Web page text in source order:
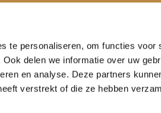
te personaliseren, om functies voor
delen we informatie over uw
en analyse. Deze partners
verstrekt of die ze hebben